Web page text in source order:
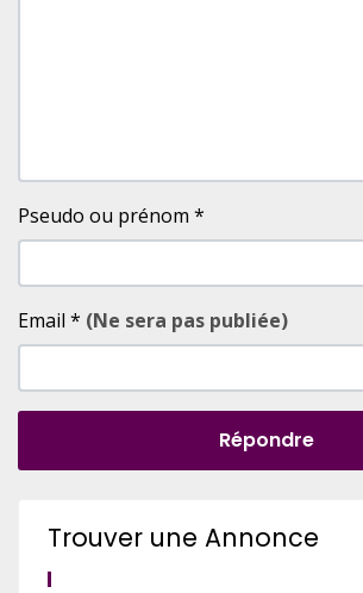
Pseudo ou prénom *
Email * (Ne sera pas publiée)
Répondre
Trouver une Annonce